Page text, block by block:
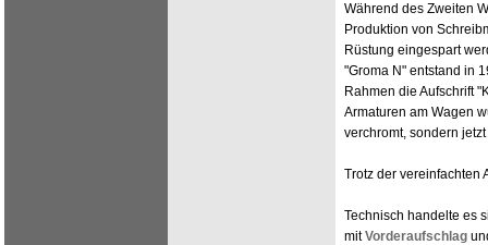
Während des Zweiten
Produktion von
Rüstung eingespart
"Groma N" entstand in
Rahmen die Aufschrift
Armaturen am Wagen
verchromt, sondern
Trotz der vereinfachten
Technisch handelte es
mitVorderaufschlag